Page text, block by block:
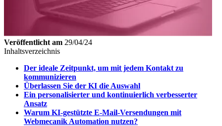
Veröffentlicht am 29/04/24
Inhaltsverzeichnis
Der ideale Zeitpunkt, um mit jedem Kontakt zu
kommunizieren
Überlassen Sie der KI die Auswahl
Ein personalisierter und kontinuierlich verbesserter
Ansatz
Warum KI-gestützte E-Mail-Versendungen mit
Webmecanik Automation nutzen?